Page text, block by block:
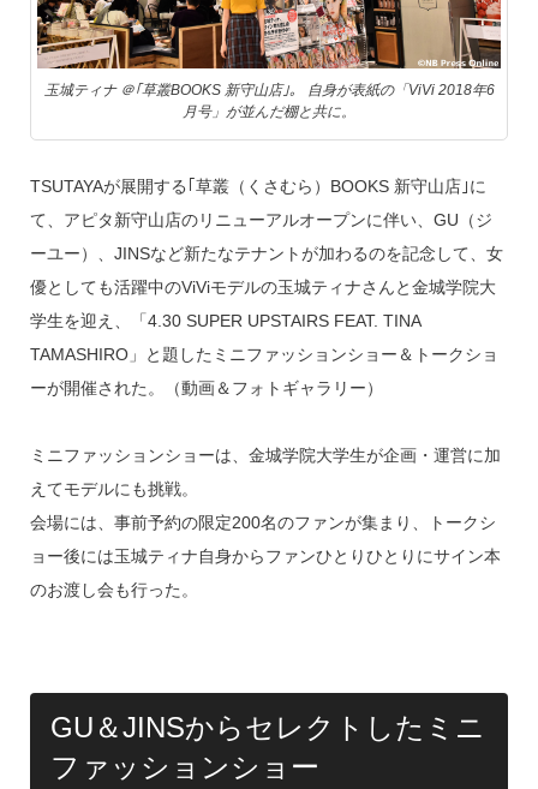
玉城ティナ ＠｢草叢BOOKS 新守山店｣。 自身が表紙の「ViVi 2018年6
月号」が並んだ棚と共に。
TSUTAYAが展開する｢草叢（くさむら）BOOKS 新守山店｣に
て、アピタ新守山店のリニューアルオープンに伴い、GU（ジ
ーユー）、JINSなど新たなテナントが加わるのを記念して、女
優としても活躍中のViViモデルの玉城ティナさんと金城学院大
学生を迎え、「4.30 SUPER UPSTAIRS FEAT. TINA
TAMASHIRO」と題したミニファッションショー＆トークショ
ーが開催された。（動画＆フォトギャラリー）
ミニファッションショーは、金城学院大学生が企画・運営に加
えてモデルにも挑戦。
会場には、事前予約の限定200名のファンが集まり、トークシ
ョー後には玉城ティナ自身からファンひとりひとりにサイン本
のお渡し会も行った。
GU＆JINSからセレクトしたミニ
ファッションショー